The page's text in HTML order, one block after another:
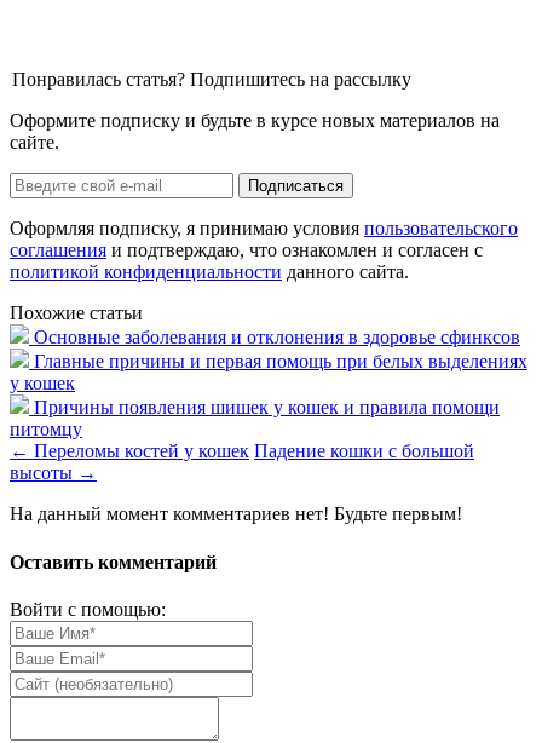
Понравилась статья? Подпишитесь на рассылку
Оформите подписку и будьте в курсе новых материалов на
сайте.
Оформляя подписку, я принимаю условия пользовательского
соглашения и подтверждаю, что ознакомлен и согласен с
политикой конфиденциальности данного сайта.
Похожие статьи
Основные заболевания и отклонения в здоровье сфинксов
Главные причины и первая помощь при белых выделениях
у кошек
Причины появления шишек у кошек и правила помощи
питомцу
← Переломы костей у кошек Падение кошки с большой
высоты →
На данный момент комментариев нет! Будьте первым!
Оставить комментарий
Войти с помощью: